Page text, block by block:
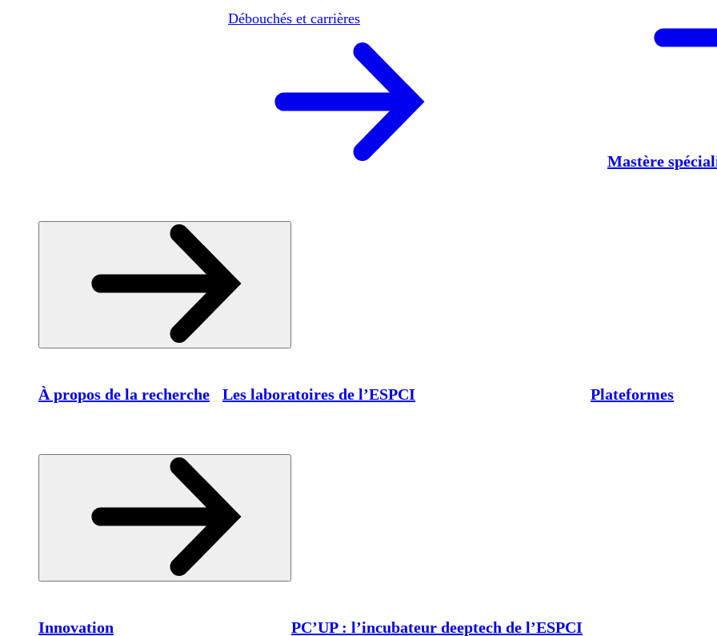
Débouchés et carrières
Mastère
À propos de la recherche Les laboratoires de l’ESPCI Plateformes
Innovation PC’UP : l’incubateur deeptech de l’ESPCI